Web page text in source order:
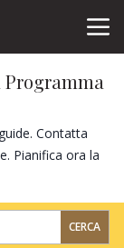
Programma
Contatta
Pianifica ora la
CERCA